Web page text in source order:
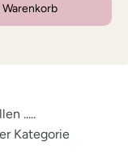
Warenkorb
.....